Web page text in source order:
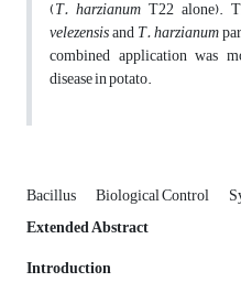
(T. harzianumT22 alone).
velezensisandT. harzianum
combined application was
disease in potato.
Bacillus Biological Control
Extended Abstract
Introduction